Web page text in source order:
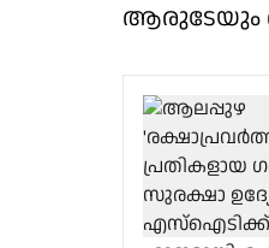
ആരുടേയും